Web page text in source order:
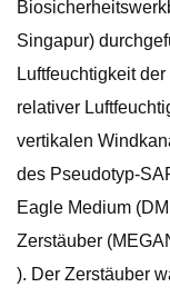
Singapur)
Luftfeuchtigkeit
relativer
vertikalen
des Pseudotyp-
Eagle Medium
Zerstäuber
). Der Zerstäuber